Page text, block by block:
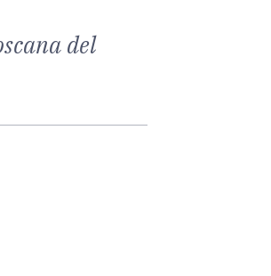
del